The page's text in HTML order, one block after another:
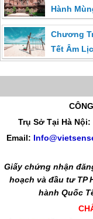
Hành
Chương
Tết Âm
Trụ Sở Tại Hà Nội:
Email:
Giấy chứng nhận
hoạch và đầu tư TP
hành Quốc